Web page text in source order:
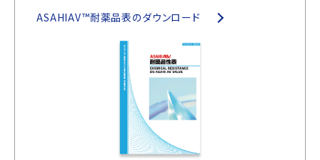
ASAHIAV™耐薬品表のダウンロード